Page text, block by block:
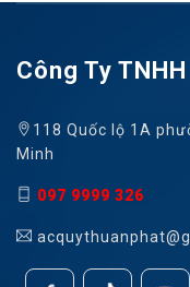
Công Ty
118 Quốc lộ 1A
Minh
097 9999 326